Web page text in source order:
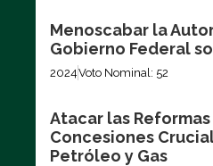
Menoscabar la
Gobierno Federal
2024Voto Nominal: 52
Atacar las Reformas
Concesiones
Petróleo y Gas